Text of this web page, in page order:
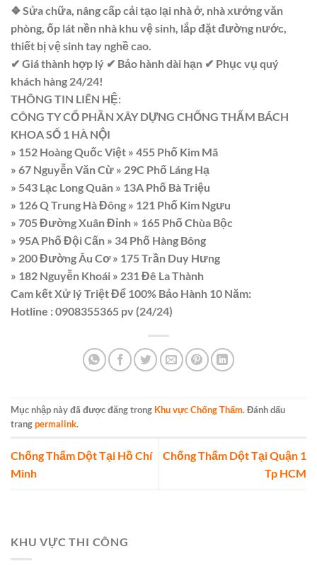
❖ Sửa chữa, nâng cấp cải tạo lại nhà ở, nhà xưởng văn
phòng, ốp lát nền nhà khu vệ sinh, lắp đặt đường nước,
thiết bị vệ sinh tay nghề cao.
✔ Giá thành hợp lý ✔ Bảo hành dài hạn ✔ Phục vụ quý
khách hàng 24/24!
THÔNG TIN LIÊN HỆ:
CÔNG TY CỔ PHẦN XÂY DỰNG CHỐNG THẤM BÁCH
KHOA SỐ 1 HÀ NỘI
» 152 Hoàng Quốc Việt » 455 Phố Kim Mã
» 67 Nguyễn Văn Cừ » 29C Phố Láng Hạ
» 543 Lạc Long Quân » 13A Phố Bà Triệu
» 126 Q Trung Hà Đông » 121 Phố Kim Ngưu
» 705 Đường Xuân Đỉnh » 165 Phố Chùa Bộc
» 95A Phố Đội Cấn » 34 Phố Hàng Bông
» 200 Đường Âu Cơ » 175 Trần Duy Hưng
» 182 Nguyễn Khoái » 231 Đê La Thành
Cam kết Xử lý Triệt Để 100% Bảo Hành 10 Năm:
Hotline : 0908355365 pv (24/24)
Mục nhập này đã được đăng trong Khu vực Chống Thấm. Đánh dấu
trangpermalink.
Chống Thấm Dột Tại Hồ Chí
Minh
Chống Thấm Dột Tại Quận 1
Tp HCM
KHU VỰC THI CÔNG